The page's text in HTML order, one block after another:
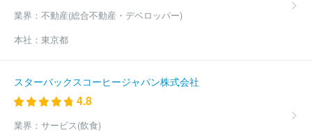
業界： 不動産(総合不動産・デベロッパー)
本社： 東京都
スターバックスコーヒージャパン株式会社
4.8
業界： サービス(飲食)